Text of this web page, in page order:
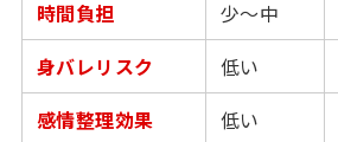
時間負担
少〜中
身バレリスク
低い
感情整理効果
低い